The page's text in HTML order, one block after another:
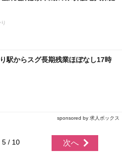
駅からスグ長期残業ほぼなし17時
sponsored by 求人ボックス
5 / 10 次へ